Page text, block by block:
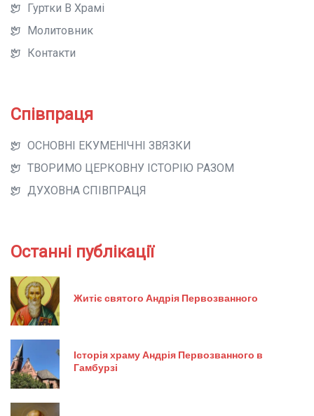
Гуртки В Храмі
Молитовник
Контакти
Співпраця
ОСНОВНІ ЕКУМЕНІЧНІ ЗВЯЗКИ
ТВОРИМО ЦЕРКОВНУ ІСТОРІЮ РАЗОМ
ДУХОВНА СПІВПРАЦЯ
Останні публікації
Житіє святого Андрія Первозванного
Історія храму Андрія Первозванного в
Гамбурзі